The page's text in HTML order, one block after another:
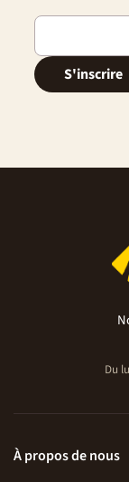
S'inscrire
Du
À propos de nous